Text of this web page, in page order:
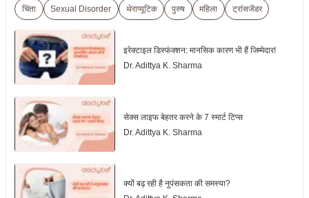
चिंता Sexual Disorder थेराप्यूटिक पुरुष महिला ट्रांसजेंडर
इरेक्टाइल डिस्फंक्शन: मानसिक कारण भी हैं जिम्मेदार!
Dr. Adittya K. Sharma
सेक्स लाइफ बेहतर करने के 7 स्मार्ट टिप्स
Dr. Adittya K. Sharma
क्यों बढ़ रही है नुपंसकता की समस्या?